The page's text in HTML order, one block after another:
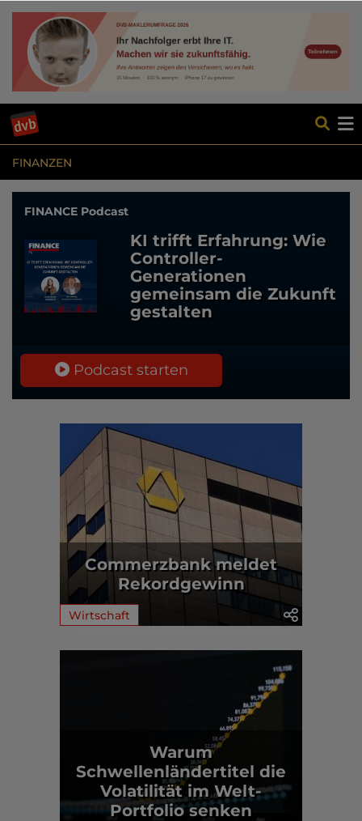
FINANZEN
FINANCE Podcast
KI trifft Erfahrung: Wie
Controller-
Generationen
gemeinsam die Zukunft
gestalten
Podcast starten
Commerzbank meldet
Rekordgewinn
Wirtschaft
Warum
Schwellenländertitel die
Volatilität im Welt-
Portfolio senken